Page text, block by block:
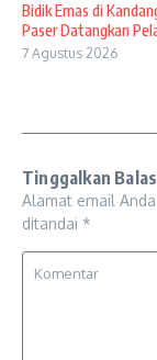
Bidik Emas di
Paser Datangkan
7 Agustus 2026
Tinggalkan
Alamat email
ditandai *